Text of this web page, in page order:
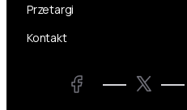
Przetargi
Kontakt
Facebook Twitter